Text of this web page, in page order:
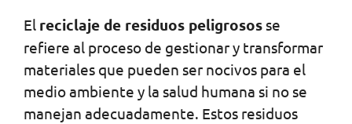
El reciclaje de residuos peligrosos se
refiere al proceso de gestionar y transformar
materiales que pueden ser nocivos para el
medio ambiente y la salud humana si no se
manejan adecuadamente. Estos residuos